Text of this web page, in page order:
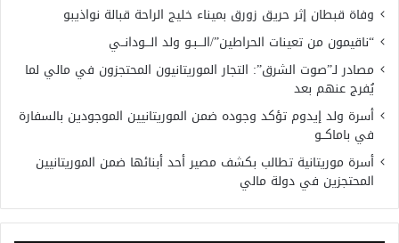
وفاة قبطان إثر حريق زورق بميناء خليج الراحة قبالة نواذيبو
“ناقيمون من تعينات الحراطين”/الـــبـو ولد الـــودانــي
مصادر لـ”صوت الشرق”: التجار الموريتانيون المحتجزون في مالي لما
يُفرج عنهم بعد
أسرة ولد إيدوم تؤكد وجوده ضمن الموريتانيين الموجودين بالسفارة
في باماكــو
أسرة موريتانية تطالب بكشف مصير أحد أبنائها ضمن الموريتانيين
المحتجزين في دولة مالي